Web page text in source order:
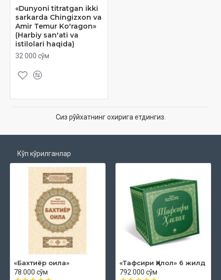
«Dunyoni titratgan ikki
sarkarda Chingizxon va
Amir Temur Ko'ragon»
(Harbiy san'ati va
istilolari haqida)
32 000 сўм
Сиз рўйхатнинг охирига етдингиз.
Кўп кўрилганлар
«Бахтиёр оила»
78 000 сўм
«Тафсири Ҳилол» 6 жилд
792 000 сўм